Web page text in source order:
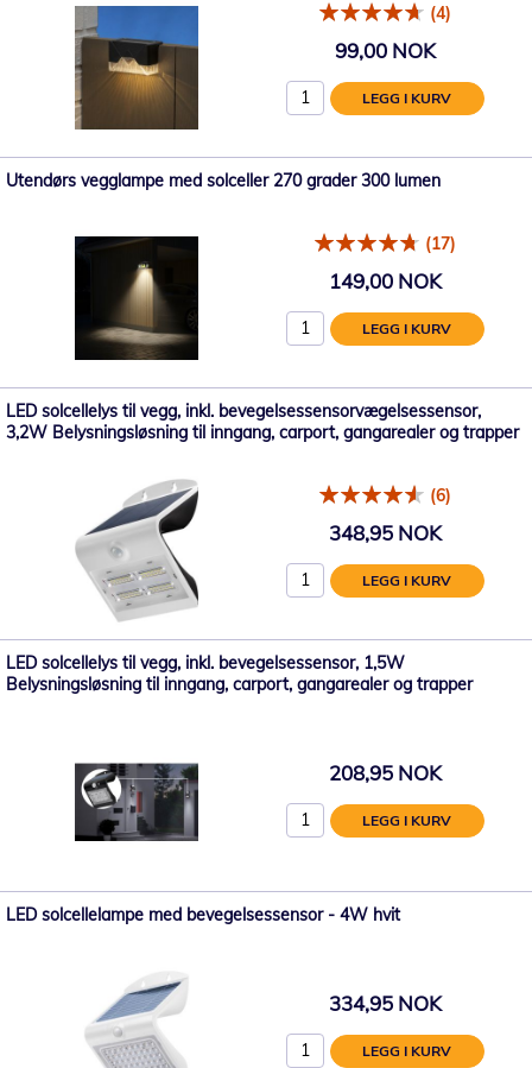
(4)
99,00 NOK
LEGG I KURV
Utendørs vegglampe med solceller 270 grader 300 lumen
(17)
149,00 NOK
LEGG I KURV
LED solcellelys til vegg, inkl. bevegelsessensorvægelsessensor,
3,2W Belysningsløsning til inngang, carport, gangarealer og trapper
(6)
348,95 NOK
LEGG I KURV
LED solcellelys til vegg, inkl. bevegelsessensor, 1,5W
Belysningsløsning til inngang, carport, gangarealer og trapper
208,95 NOK
LEGG I KURV
LED solcellelampe med bevegelsessensor - 4W hvit
334,95 NOK
LEGG I KURV